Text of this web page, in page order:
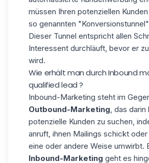
müssen Ihren potenziellen
so genannten
Dieser Tunnel entspricht allen
Interessent durchläuft, bevor er
wird.
Wie erhält man durch Inbound
qualified lead ?
Inbound-Marketing steht im
Outbound-Marketing, das
potenzielle Kunden zu suchen,
anruft, ihnen Mailings schickt
eine oder andere Weise umwirbt.
Inbound-Marketing geht es